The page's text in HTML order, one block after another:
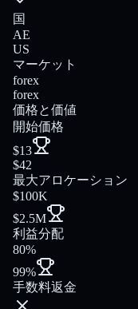
国
AE
US
マーケット
forex
forex
価格と価値
開始価格
$13
$42
最大アロケーション
$100K
$2.5M
利益分配
80%
99%
手数料返金